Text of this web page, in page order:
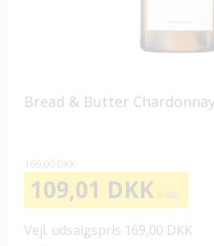
Bread & Butter
169,00 DKK
109,01 DKK 6 stk.
Vejl. udsalgspris 169,00 DKK